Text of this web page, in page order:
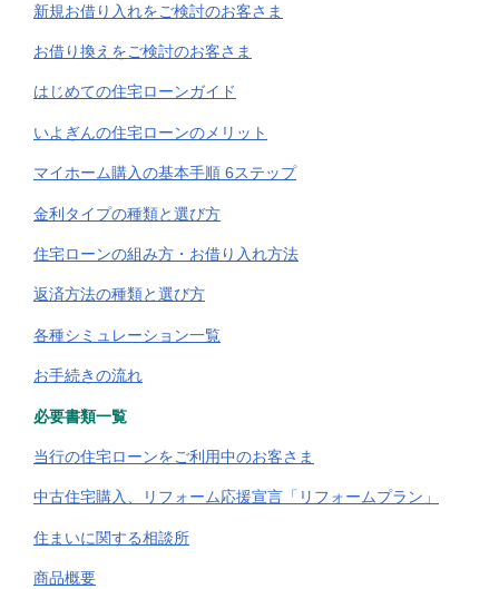
新規お借り入れをご検討のお客さま
お借り換えをご検討のお客さま
はじめての住宅ローンガイド
いよぎんの住宅ローンのメリット
マイホーム購入の基本手順 6ステップ
金利タイプの種類と選び方
住宅ローンの組み方・お借り入れ方法
返済方法の種類と選び方
各種シミュレーション一覧
お手続きの流れ
必要書類一覧
当行の住宅ローンをご利用中のお客さま
中古住宅購入、リフォーム応援宣言「リフォームプラン」
住まいに関する相談所
商品概要